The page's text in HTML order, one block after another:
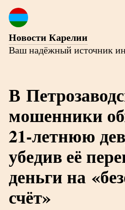
Новости Карелии
Ваш надёжный источник
В
мошенники
21-летнюю
убедив её
деньги на
счёт»